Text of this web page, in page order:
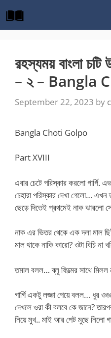
to
content
রহস্যময় বাংলা চটি
– ২ – Bangla
September 22, 2023 by
Bangla Choti Golpo
Part XVIII
এবার চেটে পরিস্কার করলো গার্গি.
চেহারা পরিস্কার দেখা গেলো… এখন
ছেড়ে দিতেই প্রথমেই নাক ঝারলো
নাক এর ভিতর থেকে এক দলা মাল
মাল থাকে নাকি কারো? ওটা বিচি না
তমাল বলল… ব্লূ ফিল্মের সাথে মিলল
গার্গি একটু লজ্জা পেয়ে বলল… ধুর
দেখলে ওরা কী বলবে কে জানে?
নিয়ে মুখ.. মাই আর পেট মুছে নিলো